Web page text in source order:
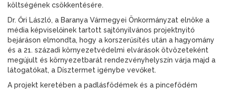
költségének csökkentésére.
Dr. Őri László, a Baranya Vármegyei Önkormányzat elnöke a
média képviselőinek tartott sajtónyilvános projektnyitó
bejáráson elmondta, hogy a korszerűsítés után a hagyomány
és a 21. századi környezetvédelmi elvárások ötvözeteként
megújult és környezetbarát rendezvényhelyszín várja majd a
látogatókat, a Dísztermet igénybe vevőket.
A projekt keretében a padlásfödémek és a pincefödém